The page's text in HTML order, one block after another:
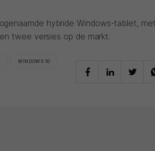
hybride Windows-tablet,
twee versies op de markt.
WINDOWS 10